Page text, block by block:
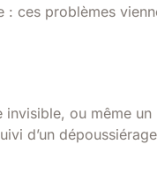
: ces problèmes
ou même un
d’un